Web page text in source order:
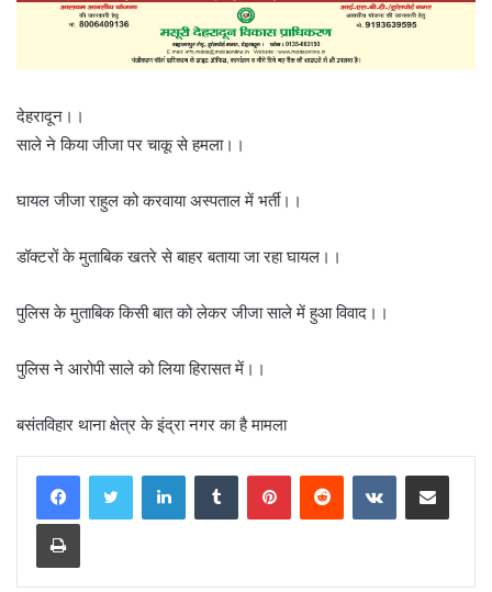
देहरादून।।
साले ने किया जीजा पर चाकू से हमला।।
घायल जीजा राहुल को करवाया अस्पताल में भर्ती।।
डॉक्टरों के मुताबिक खतरे से बाहर बताया जा रहा घायल।।
पुलिस के मुताबिक किसी बात को लेकर जीजा साले में हुआ विवाद।।
पुलिस ने आरोपी साले को लिया हिरासत में।।
बसंतविहार थाना क्षेत्र के इंद्रा नगर का है मामला
LinkedInTumblr PinterestReddit VKontakteShare via Email
Print